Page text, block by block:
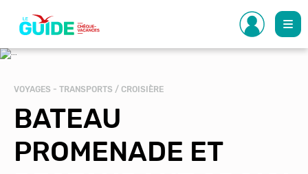
contenu
principal
VOYAGES - TRANSPORTS / CROISIÈRE
BATEAU
PROMENADE ET